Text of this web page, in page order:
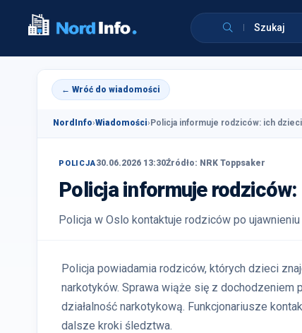
Szukaj
← Wróć do wiadomości
NordInfo›Wiadomości› Policja informuje rodziców: ich dzieci
POLICJA30.06.2026 13:30Źródło: NRK Toppsaker
Policja informuje
Policja w Oslo kontaktuje rodziców po
Policja powiadamia rodziców, których dzieci
narkotyków. Sprawa wiąże się z
działalność narkotykową. Funkcjonariusze
dalsze kroki śledztwa.